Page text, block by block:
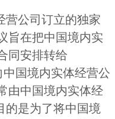
营公司订立的独家
旨在把中国境内实
同安排转给
中国境内实体经营公
由中国境内实体经
的是为了将中国境